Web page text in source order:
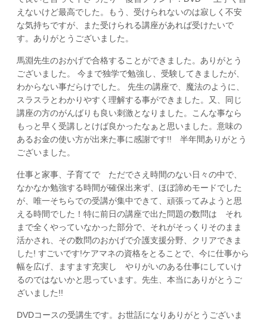
えないけど最高でした。もう、受けられないのは寂しく不安
な気持ちですが、また受けられる講座があれば受けたいで
す。ありがとうございました。
馬淵先生のおかげで合格することができました。ありがとう
ございました。 今まで独学で勉強し、受験してきましたが、
わからない事だらけでした。 先生の講座で、魔法のように、
スラスラとわかりやすく理解する事ができました。又、同じ
講座の方のがんばりも良い刺激となりました。こんな事なら
もっと早く受講しとけば良かったなぁと思いました。意味の
あるお金の使い方が出来た事に感謝です!! 半年間ありがとう
ございました。
仕事と家事、子育てで ただでさえ時間のない日々の中で、
なかなか勉強する時間が確保出来ず、ほぼ諦めモードでした
が、唯一そちらでの受講が集中できて、頑張ってみようと思
える時間でした！特に前日の講座で出た問題の数問は それ
まで全くやっていなかった部分で、それがそっくりそのまま
活かされ、その数問のおかげで介護支援分野、クリアできま
した! すごいです!ケアマネの資格をとることで、今に仕事から
幅を広げ、ますます充実し やりがいのある仕事にしていけ
るのではないかと思っています。先生、本当にありがとうご
ざいました!!
DVDコースの受講生です。お世話になりありがとうございま